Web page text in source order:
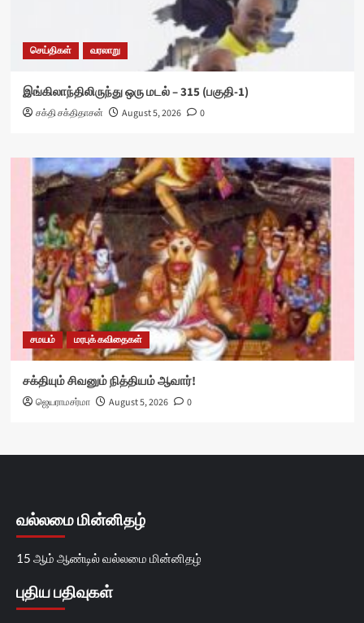
செய்திகள் வரலாறு
இங்கிலாந்திலிருந்து ஒரு மடல் – 315 (பகுதி-1)
சக்தி சக்திதாசன் August 5, 2026 0
சமயம் மரபுக் கவிதைகள்
சக்தியும் சிவனும் நித்தியம் ஆவார்!
ஜெயராமசர்மா August 5, 2026 0
வல்லமை மின்னிதழ்
15 ஆம் ஆண்டில் வல்லமை மின்னிதழ்
புதிய பதிவுகள்